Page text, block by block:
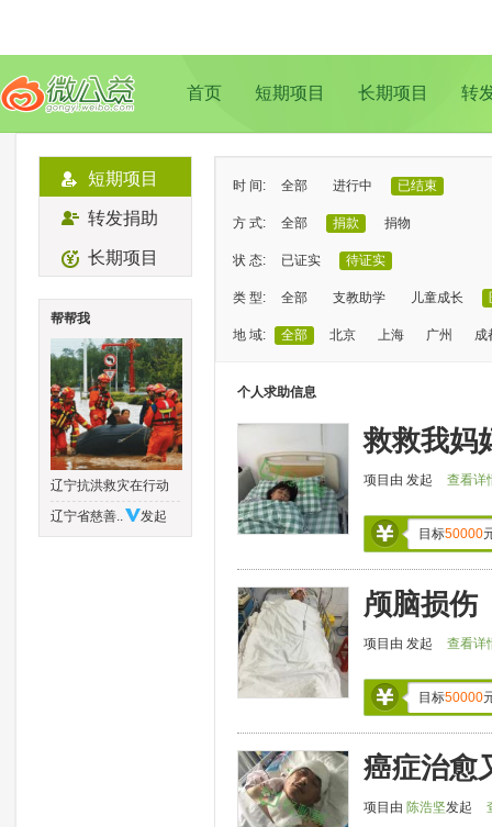
首页 短期项目 长期项目 转
短期项目
转发捐助
长期项目
帮帮我
辽宁抗洪救灾在行动
辽宁省慈善..
发起
时 间: 全部 进行中 已结束
方 式: 全部 捐款 捐物
状 态: 已证实 待证实
类 型: 全部 支教助学 儿童成长
地 域: 全部 北京 上海 广州 成
个人求助信息
救救我妈
项目由 发起 查看详
目标50000
颅脑损伤
项目由 发起 查看详
目标50000
癌症治愈
项目由 陈浩坚发起